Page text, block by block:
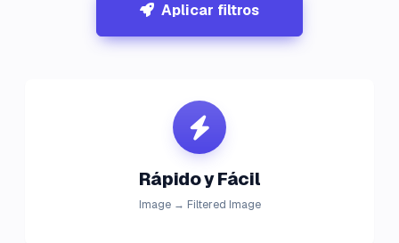
Aplicar filtros
Rápido y Fácil
Image → Filtered Image